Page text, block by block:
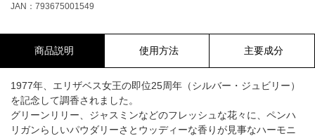
JAN：793675001549
商品説明 使用方法 主要成分
1977年、エリザベス女王の即位25周年（シルバー・ジュビリー）
を記念して調香されました。
グリーンリリー、ジャスミンなどのフレッシュな花々に、ペンハ
リガンらしいパウダリーさとウッディーな香りが見事なハーモニ